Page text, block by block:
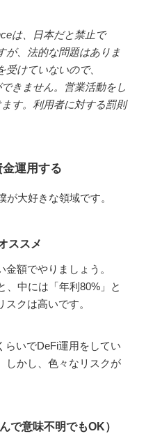
は、日本だと禁止で
が、法的な問題はありま
けていないので、
きません。営業活動をし
す。利用者に対する罰則
運用する
大好きな領域です。
ススメ
額でやりましょう。
、中には「年利80%」と
クは高いです。
らいでDeFi運用をしてい
しかし、色々なリスクが
で意味不明でもOK）